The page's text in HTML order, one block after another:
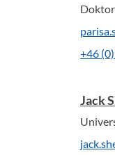
+46
Jack